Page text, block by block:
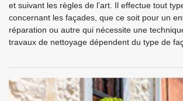
et suivant les règles de l’art. Il effectue tout
concernant les façades, que ce soit pour un
réparation ou autre qui nécessite une
travaux de nettoyage dépendent du type de